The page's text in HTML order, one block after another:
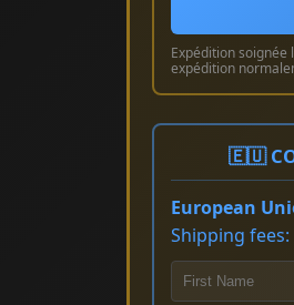
Expédition
expédition
🇪🇺
European
Shipping